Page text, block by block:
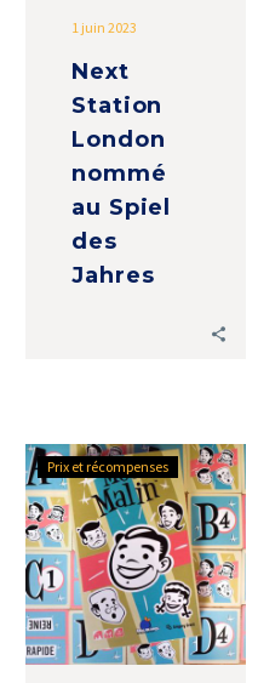
1 juin 2023
Next
Station
London
nommé
au Spiel
des
Jahres
Mot
Malin
remporte
le
prix
du
Double
6
Prix et récompenses